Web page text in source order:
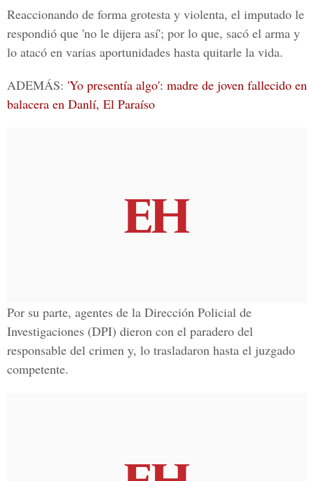
Reaccionando de forma grotesta y violenta, el imputado le
respondió que 'no le dijera así'; por lo que, sacó el arma y
lo atacó en varias aportunidades hasta quitarle la vida.
ADEMÁS: 'Yo presentía algo': madre de joven fallecido en
balacera en Danlí, El Paraíso
Por su parte, agentes de la Dirección Policial de
Investigaciones (DPI) dieron con el paradero del
responsable del crimen y, lo trasladaron hasta el juzgado
competente.